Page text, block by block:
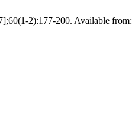
7];60(1-2):177-200. Available from: